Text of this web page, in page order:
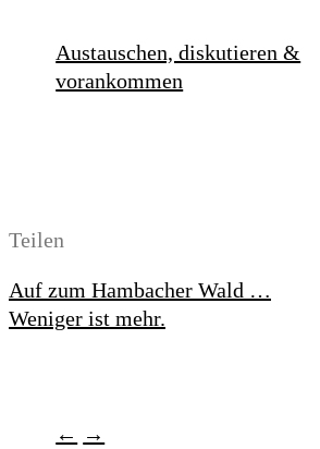
Austau­schen, disku­tieren &
vorankommen
Teilen
Auf zum Hambacher Wald …
Weniger ist mehr.
← →